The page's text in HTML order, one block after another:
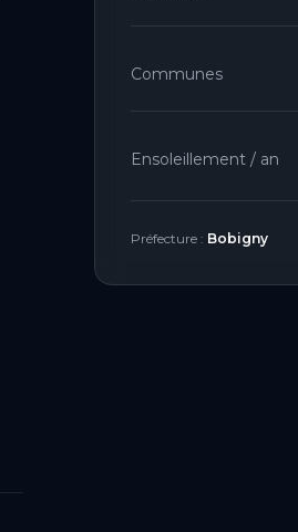
Communes
Ensoleillement / an
Préfecture : Bobigny